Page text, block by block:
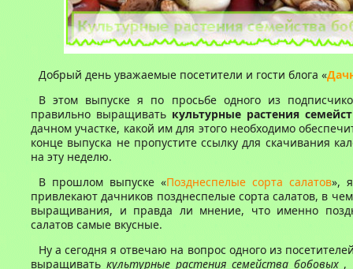
Добрый день уважаемые посетители и гости блога «
В этом выпуске я по просьбе одного из
правильно выращивать культурные растения
дачном участке, какой им для этого необходимо
конце выпуска не пропустите ссылку для скачивания
на эту неделю.
В прошлом выпуске «Позднеспелые сорта салатов»,
привлекают дачников позднеспелые сорта салатов, в
выращивания, и правда ли мнение, что именно
салатов самые вкусные.
Ну а сегодня я отвечаю на вопрос одного из
выращивать культурные растения семейства бобовых,